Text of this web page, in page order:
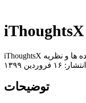
iThoughtsX
فروردین ۱۳۹۹
توضیحات